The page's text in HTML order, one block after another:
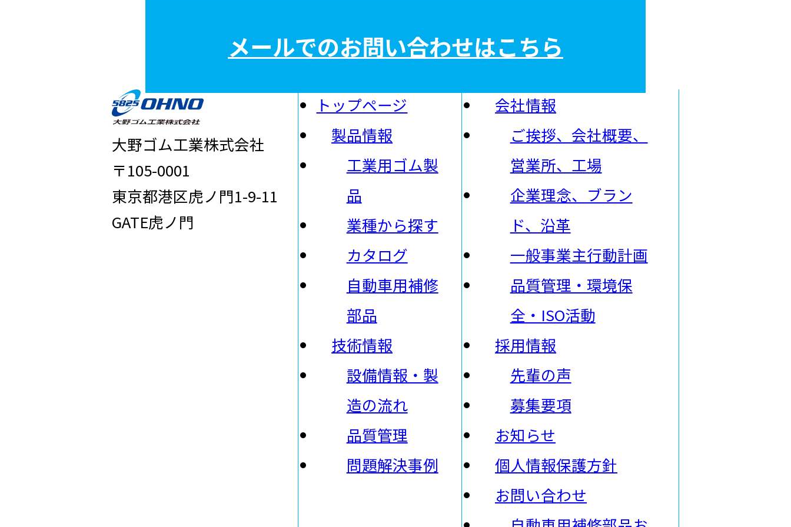
メールでのお問い合わせはこちら
大野ゴム工業株式会社
〒105-0001
東京都港区虎ノ門1-9-11
GATE虎ノ門
トップページ
製品情報
工業用ゴム製
品
業種から探す
カタログ
自動車用補修
部品
技術情報
設備情報・製
造の流れ
品質管理
問題解決事例
会社情報
ご挨拶、会社概要、
営業所、工場
企業理念、ブラン
ド、沿革
一般事業主行動計画
品質管理・環境保
全・ISO活動
採用情報
先輩の声
募集要項
お知らせ
個人情報保護方針
お問い合わせ